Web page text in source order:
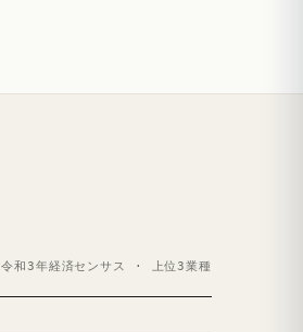
令和3年経済センサス · 上位3業種